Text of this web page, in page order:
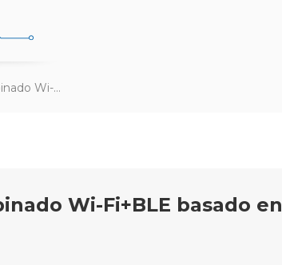
RF-Star Lanzó El Módulo Combinado Wi-Fi+BLE Basado En RTL8720CM RF-WM-20CMB1
Wi-Fi+BLE basado en